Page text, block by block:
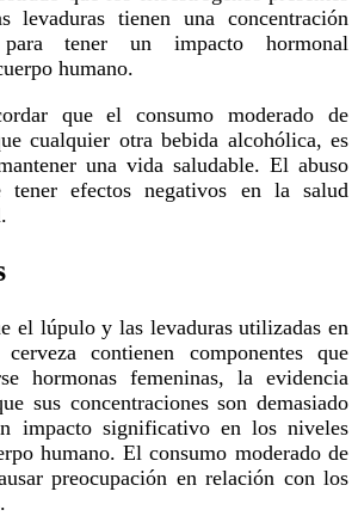
tienen una concentración
para tener un impacto hormonal
humano.
cualquier otra bebida alcohólica, es
una vida saludable. El abuso
tener efectos negativos en la salud
contienen componentes que
hormonas femeninas, la evidencia
sus concentraciones son demasiado
impacto significativo en los niveles
humano. El consumo moderado de
preocupación en relación con los